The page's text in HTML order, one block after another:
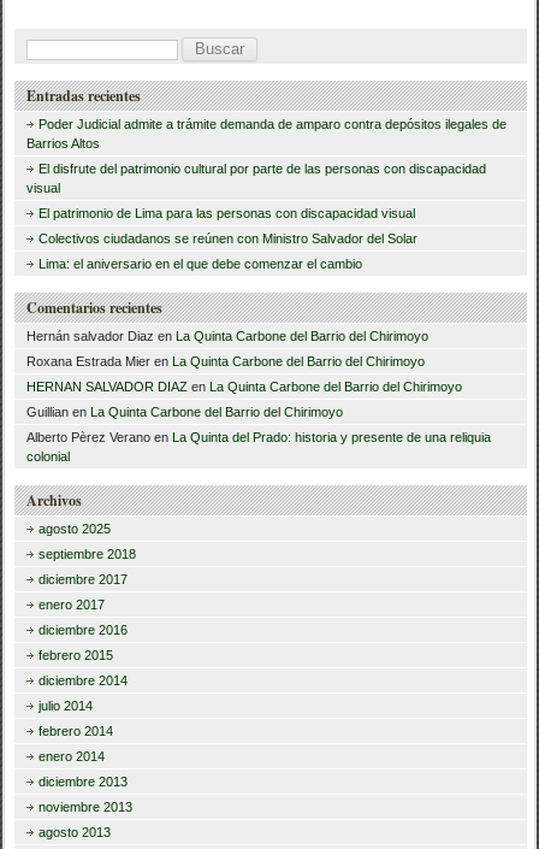
B
u
s
c
a
r
:
Entradas recientes
Poder Judicial admite a trámite demanda de amparo contra depósitos ilegales de
Barrios Altos
El disfrute del patrimonio cultural por parte de las personas con discapacidad
visual
El patrimonio de Lima para las personas con discapacidad visual
Colectivos ciudadanos se reúnen con Ministro Salvador del Solar
Lima: el aniversario en el que debe comenzar el cambio
Comentarios recientes
Hernán salvador Diaz en La Quinta Carbone del Barrio del Chirimoyo
Roxana Estrada Mier en La Quinta Carbone del Barrio del Chirimoyo
HERNAN SALVADOR DIAZ en La Quinta Carbone del Barrio del Chirimoyo
Guillian en La Quinta Carbone del Barrio del Chirimoyo
Alberto Pèrez Verano en La Quinta del Prado: historia y presente de una reliquia
colonial
Archivos
agosto 2025
septiembre 2018
diciembre 2017
enero 2017
diciembre 2016
febrero 2015
diciembre 2014
julio 2014
febrero 2014
enero 2014
diciembre 2013
noviembre 2013
agosto 2013